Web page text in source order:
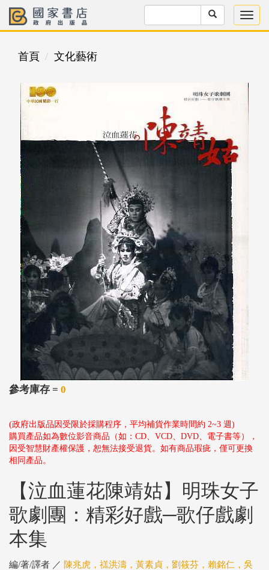
首頁 文化藝術
參考庫存 = 0
(政府出版品因受限於採購程序，平均補貨作業時間約 2~3 週)
購買產品如為數位影音商品（如：CD、VCD、DVD、電子書等），
因受智慧財產權保護，恕無法接受退貨。如有商品瑕疵，僅可更換
相同產品。
【泣血蓮花陳靖姑】明珠女子
歌劇團：精彩好戲─歌仔戲劇
本集
編/著/譯者 ／ 陳兆虎，禚洪濤，黃素貞，劉筱芬，賴銘仁，吳